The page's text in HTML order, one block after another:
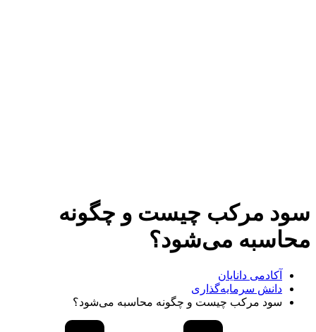
سود مرکب چیست و چگونه
محاسبه می‌شود؟
آکادمی دانایان
دانش سرمایه‌گذاری
سود مرکب چیست و چگونه محاسبه می‌شود؟